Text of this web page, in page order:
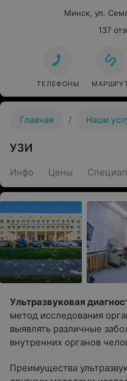
Минск, ул.
137
ТЕЛЕФОНЫ
Главная / Наши
УЗИ
Инфо Цены
Ультразвуковая
метод исследования
выявлять различные
внутренних органов
Преимущества